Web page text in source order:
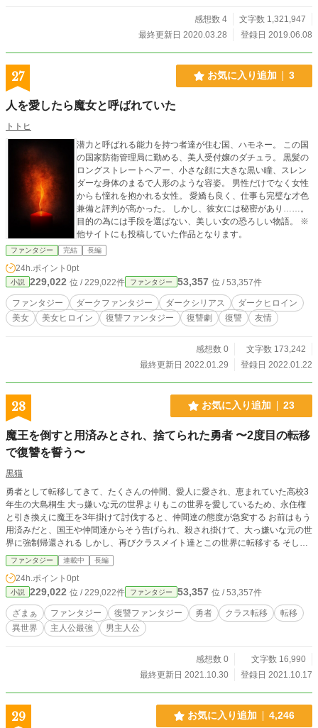
感想数 4
文字数 1,321,947
最終更新日 2020.03.28
登録日 2019.06.08
27 お気に入り追加 3
人を愛したら魔女と呼ばれていた
トトヒ
潜力と呼ばれる能力を持つ者達が住む国、ハモネー。 この国
の国家防衛管理局に勤める、美人受付嬢のダチュラ。 黒髪の
ロングストレートヘアー、小さな顔に大きな黒い瞳、スレン
ダーな身体のまるで人形のような容姿。 男性だけでなく女性
からも憧れを抱かれる女性。 愛嬌も良く、仕事も完璧な才色
兼備と評判が高かった。 しかし、彼女には秘密があり……。
目的の為には手段を選ばない、美しい女の恐ろしい物語。 ※
他サイトにも投稿していた作品となります。
ファンタジー 完結 長編
24h.ポイント 0pt
小説 229,022 位 / 229,022件 ファンタジー 53,357 位 / 53,357件
ファンタジー ダークファンタジー ダークシリアス
ダークヒロイン
美女
美女ヒロイン 復讐ファンタジー 復讐劇 復讐 友情
感想数 0
文字数 173,242
最終更新日 2022.01.29
登録日 2022.01.22
28 お気に入り追加 23
魔王を倒すと用済みとされ、捨てられた勇者 〜2度目の転移
で復讐を誓う〜
黒猫
勇者として転移してきて、たくさんの仲間、愛人に愛され、恵まれていた高校3
年生の大島桐生 大っ嫌いな元の世界よりもこの世界を愛しているため、永住権
と引き換えに魔王を3年掛けて討伐すると、仲間達の態度が急変する お前はもう
用済みだと、国王や仲間達からそう告げられ、殺され掛けて、大っ嫌いな元の世
界に強制帰還される しかし、再びクラスメイト達とこの世界に転移する そして
復讐を誓うーー
ファンタジー 連載中 長編
24h.ポイント 0pt
小説 229,022 位 / 229,022件 ファンタジー 53,357 位 / 53,357件
ざまぁ ファンタジー 復讐ファンタジー 勇者 クラス転移
転移
異世界
主人公最強 男主人公
感想数 0
文字数 16,990
最終更新日 2021.10.30
登録日 2021.10.17
29 お気に入り追加 4,246